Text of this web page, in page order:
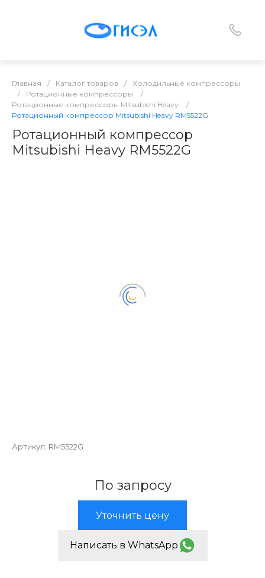
Главная / Каталог товаров /
Холодильные компрессоры
/
Ротационные компрессоры
/
Ротационные компрессоры Mitsubishi Heavy
/
Ротационный компрессор Mitsubishi Heavy RM5522G
Ротационный компрессор
Mitsubishi Heavy RM5522G
Артикул: RM5522G
По запросу
Уточнить цену
Написать в WhatsApp